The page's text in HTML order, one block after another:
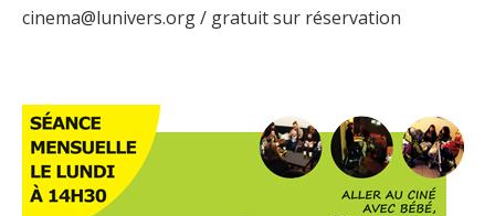
cinema@lunivers.org / gratuit sur réservation